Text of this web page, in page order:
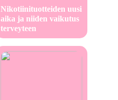
Nikotiinituotteiden uusi
aika ja niiden vaikutus
terveyteen